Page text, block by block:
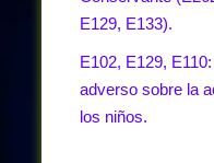
E129, E133).
E102, E129,
adverso sobre la
los niños.